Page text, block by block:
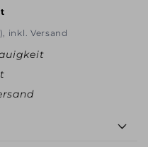
inkl. Versand